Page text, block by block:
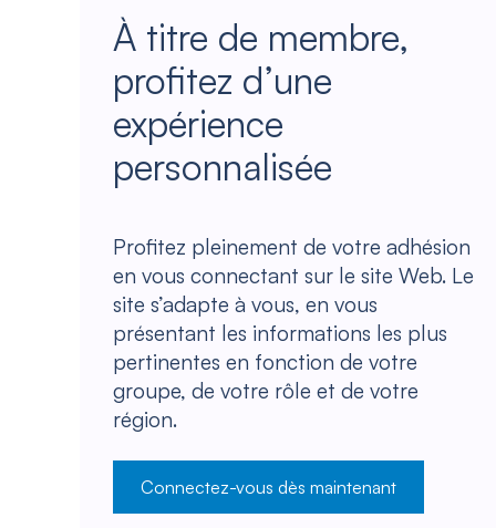
À titre de membre,
profitez d’une
expérience
personnalisée
Profitez pleinement de votre adhésion
en vous connectant sur le site Web. Le
site s’adapte à vous, en vous
présentant les informations les plus
pertinentes en fonction de votre
groupe, de votre rôle et de votre
région.
Connectez-vous dès maintenant